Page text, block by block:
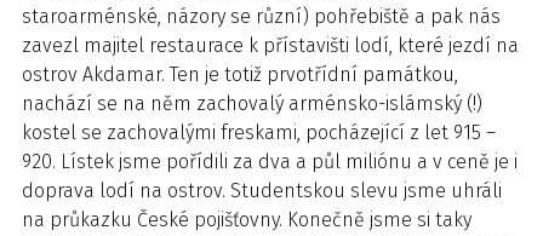
staroarménské, názory se různí) pohřebiště a pak nás
zavezl majitel restaurace k přístavišti lodí, které jezdí na
ostrov Akdamar. Ten je totiž prvotřídní památkou,
nachází se na něm zachovalý arménsko-islámský (!)
kostel se zachovalými freskami, pocházející z let 915 –
920. Lístek jsme pořídili za dva a půl miliónu a v ceně je i
doprava lodí na ostrov. Studentskou slevu jsme uhráli
na průkazku České pojišťovny. Konečně jsme si taky